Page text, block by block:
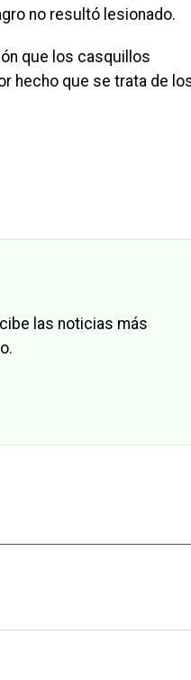
no resultó lesionado.
que los casquillos
hecho que se trata de
las noticias más